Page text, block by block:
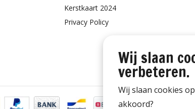
Kerstkaart 2024
Privacy Policy
Wij slaan
verbeteren.
Wij slaan cookies
akkoord?